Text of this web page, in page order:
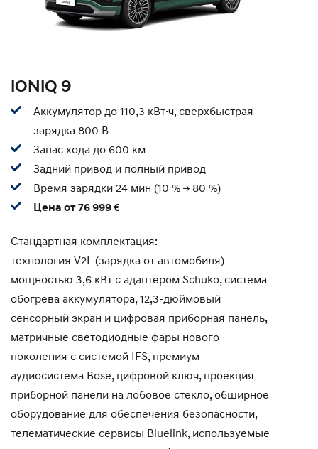
IONIQ 9
Аккумулятор до 110,3 кВт·ч, сверхбыстрая
зарядка 800 В
Запас хода до 600 км
Задний привод и полный привод
Время зарядки 24 мин (10 % -> 80 %)
Цена от 76 999 €
Стандартная комплектация:
технология V2L (зарядка от автомобиля)
мощностью 3,6 кВт с адаптером Schuko, система
обогрева аккумулятора, 12,3-дюймовый
сенсорный экран и цифровая приборная панель,
матричные светодиодные фары нового
поколения с системой IFS, премиум-
аудиосистема Bose, цифровой ключ, проекция
приборной панели на лобовое стекло, обширное
оборудование для обеспечения безопасности,
телематические сервисы Bluelink, используемые